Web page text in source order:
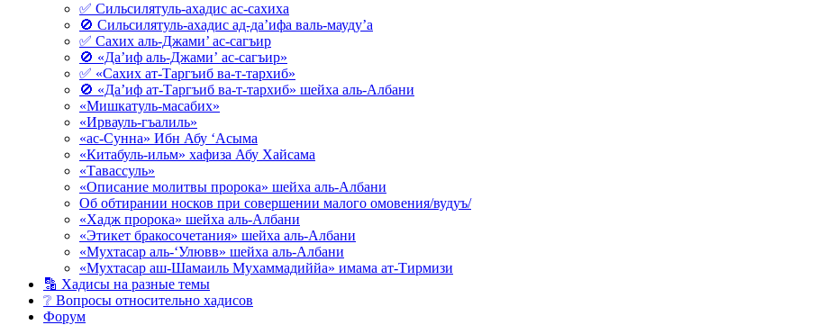
✅ Сильсилятуль-ахадис ас-сахиха
🚫 Сильсилятуль-ахадис ад-да’ифа валь-мауду’а
✅ Сахих аль-Джами’ ас-сагъир
🚫 «Да’иф аль-Джами’ ас-сагъир»
✅ «Сахих ат-Таргъиб ва-т-тархиб»
🚫 «Да’иф ат-Таргъиб ва-т-тархиб» шейха аль-Албани
«Мишкатуль-масабих»
«Ирвауль-гъалиль»
«ас-Сунна» Ибн Абу ‘Асыма
«Китабуль-ильм» хафиза Абу Хайсама
«Тавассуль»
«Описание молитвы пророка» шейха аль-Албани
Об обтирании носков при совершении малого омовения/вудуъ/
«Хадж пророка» шейха аль-Албани
«Этикет бракосочетания» шейха аль-Албани
«Мухтасар аль-‘Улювв» шейха аль-Албани
«Мухтасар аш-Шамаиль Мухаммадиййа» имама ат-Тирмизи
🔡 Хадисы на разные темы
❔ Вопросы относительно хадисов
Форум